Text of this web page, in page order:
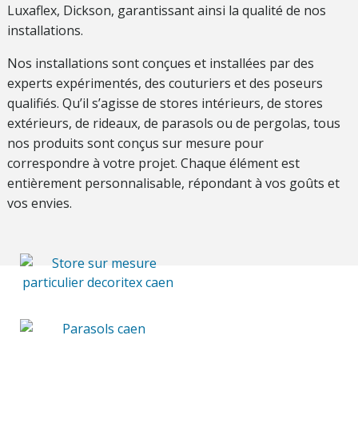
Luxaflex, Dickson, garantissant ainsi la qualité de nos
installations.
Nos installations sont conçues et installées par des
experts expérimentés, des couturiers et des poseurs
qualifiés. Qu’il s’agisse de stores intérieurs, de stores
extérieurs, de rideaux, de parasols ou de pergolas, tous
nos produits sont conçus sur mesure pour
correspondre à votre projet. Chaque élément est
entièrement personnalisable, répondant à vos goûts et
vos envies.